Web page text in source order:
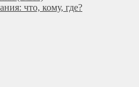
что, кому, где?